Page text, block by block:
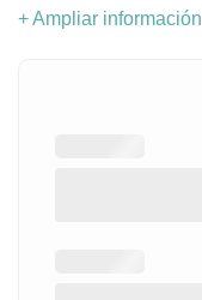
+ Ampliar información